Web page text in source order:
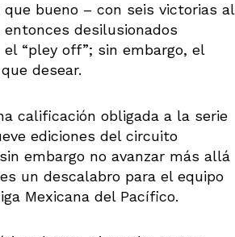
bueno – con seis victorias al
desilusionados
“pley off”; sin embargo, el
desear.
calificación obligada a la serie
ediciones del circuito
embargo no avanzar más allá
un descalabro para el equipo
Mexicana del Pacífico.